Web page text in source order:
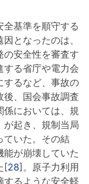
基準を順守する
となったのは、
の安全性を審査す
する省庁や電力会
するなど、事故の
後、国会事故調査
係においては、規
が起き、規制当局
ていた。その結
が崩壊していた
[28]。原子力利用
するような安全軽